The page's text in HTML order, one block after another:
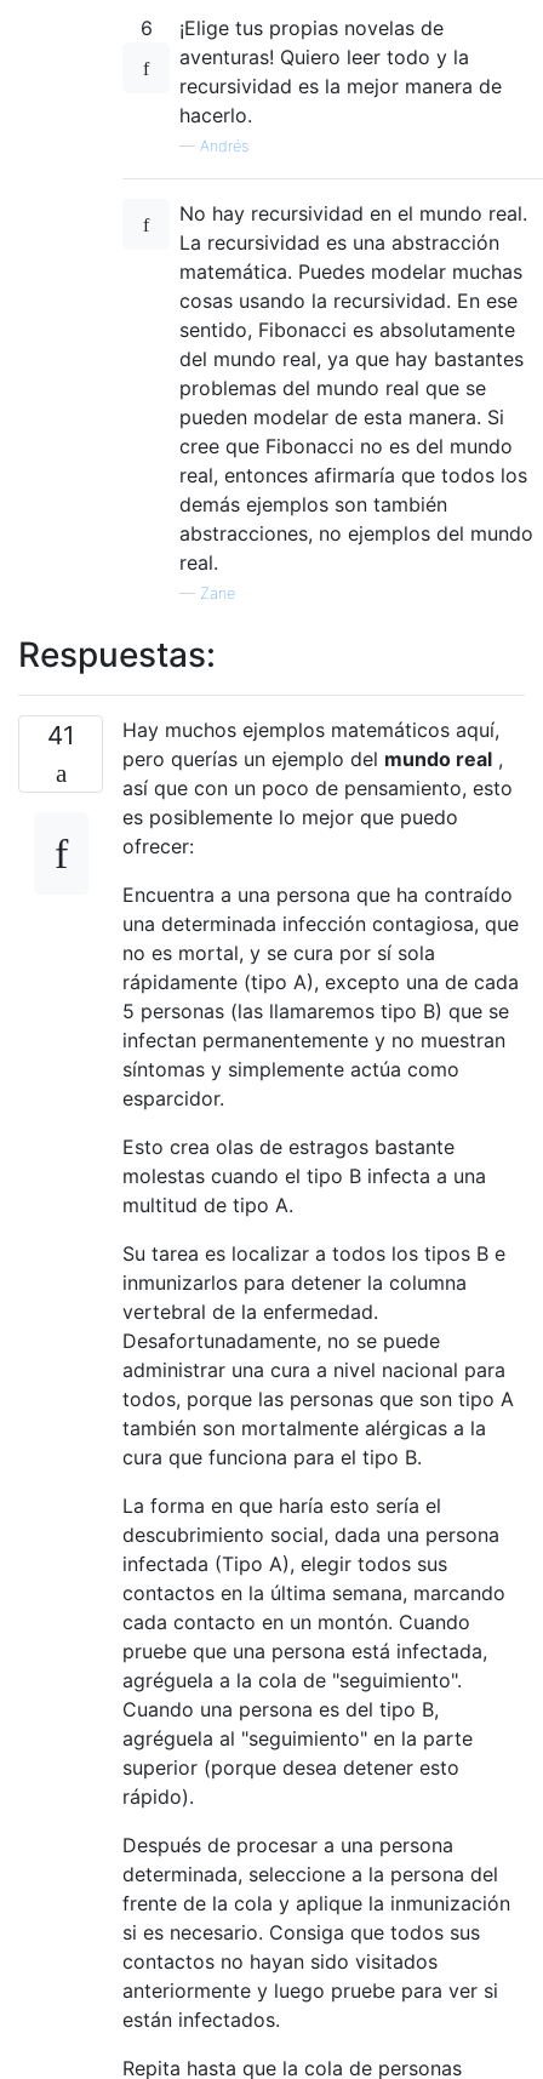
6
¡Elige tus propias novelas de
aventuras! Quiero leer todo y la
recursividad es la mejor manera de
hacerlo.
— Andrés
No hay recursividad en el mundo real.
La recursividad es una abstracción
matemática. Puedes modelar muchas
cosas usando la recursividad. En ese
sentido, Fibonacci es absolutamente
del mundo real, ya que hay bastantes
problemas del mundo real que se
pueden modelar de esta manera. Si
cree que Fibonacci no es del mundo
real, entonces afirmaría que todos los
demás ejemplos son también
abstracciones, no ejemplos del mundo
real.
— Zane
Respuestas:
41
Hay muchos ejemplos matemáticos aquí,
pero querías un ejemplo del mundo real ,
así que con un poco de pensamiento, esto
es posiblemente lo mejor que puedo
ofrecer:
Encuentra a una persona que ha contraído
una determinada infección contagiosa, que
no es mortal, y se cura por sí sola
rápidamente (tipo A), excepto una de cada
5 personas (las llamaremos tipo B) que se
infectan permanentemente y no muestran
síntomas y simplemente actúa como
esparcidor.
Esto crea olas de estragos bastante
molestas cuando el tipo B infecta a una
multitud de tipo A.
Su tarea es localizar a todos los tipos B e
inmunizarlos para detener la columna
vertebral de la enfermedad.
Desafortunadamente, no se puede
administrar una cura a nivel nacional para
todos, porque las personas que son tipo A
también son mortalmente alérgicas a la
cura que funciona para el tipo B.
La forma en que haría esto sería el
descubrimiento social, dada una persona
infectada (Tipo A), elegir todos sus
contactos en la última semana, marcando
cada contacto en un montón. Cuando
pruebe que una persona está infectada,
agréguela a la cola de "seguimiento".
Cuando una persona es del tipo B,
agréguela al "seguimiento" en la parte
superior (porque desea detener esto
rápido).
Después de procesar a una persona
determinada, seleccione a la persona del
frente de la cola y aplique la inmunización
si es necesario. Consiga que todos sus
contactos no hayan sido visitados
anteriormente y luego pruebe para ver si
están infectados.
Repita hasta que la cola de personas